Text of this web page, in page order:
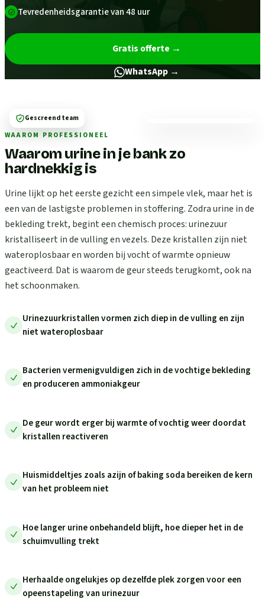
Tevredenheidsgarantie van 48 uur
Gratis offerte →
WhatsApp →
WAAROM PROFESSIONEEL
Waarom urine in je bank zo
hardnekkig is
Urine lijkt op het eerste gezicht een simpele vlek, maar het is
een van de lastigste problemen in stoffering. Zodra urine in de
bekleding trekt, begint een chemisch proces: urinezuur
kristalliseert in de vulling en vezels. Deze kristallen zijn niet
wateroplosbaar en worden bij vocht of warmte opnieuw
geactiveerd. Dat is waarom de geur steeds terugkomt, ook na
het schoonmaken.
Urinezuurkristallen vormen zich diep in de vulling en zijn
niet wateroplosbaar
Bacterien vermenigvuldigen zich in de vochtige bekleding
en produceren ammoniakgeur
De geur wordt erger bij warmte of vochtig weer doordat
kristallen reactiveren
Huismiddeltjes zoals azijn of baking soda bereiken de kern
van het probleem niet
Hoe langer urine onbehandeld blijft, hoe dieper het in de
schuimvulling trekt
Herhaalde ongelukjes op dezelfde plek zorgen voor een
opeenstapeling van urinezuur
Gescreend team